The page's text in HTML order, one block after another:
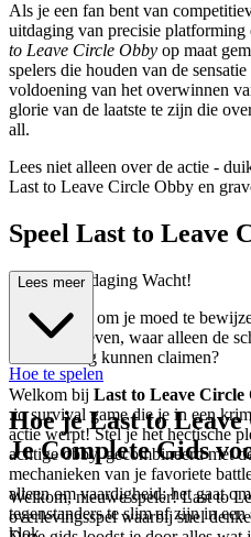
Als je een fan bent van
uitdaging van precisie
to Leave Circle Obby op maat
spelers die houden van de
voldoening van het overwinnen
glorie van de laatste te zijn die
all.
Lees niet alleen over de actie -
Last to Leave Circle Obby en
Speel Last to Leave
Nieuwe Uitdaging Wacht!
Ben je klaar om je moed te
om te overleven, waar alleen de
overwinning kunnen claimen?
Welkom bij Last to Leave Circle
.io survival game die je in een
actie werpt! Stel je het hectische
achtige obby, gecombineerd met
mechanieken van je favoriete
alleen om vaardigheid; het gaat
tegenstanders te slim af zijn in
Lees meer
Hoe te spelen
Hoe je Last to
Je Complete Gids
Welkom, nieuwe speler! Last to
overlevingsspel waarbij snel